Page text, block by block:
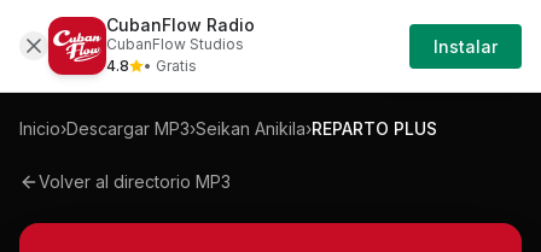
Mp3 Seikan-anikila-reparto-plus-mp3
Iniciar
Sesión
Inicio›Descargar MP3›Seikan Anikila›REPARTO PLUS
Volver al directorio MP3
CubanFlow Radio
CubanFlow Studios
4.8
• Gratis
Instalar